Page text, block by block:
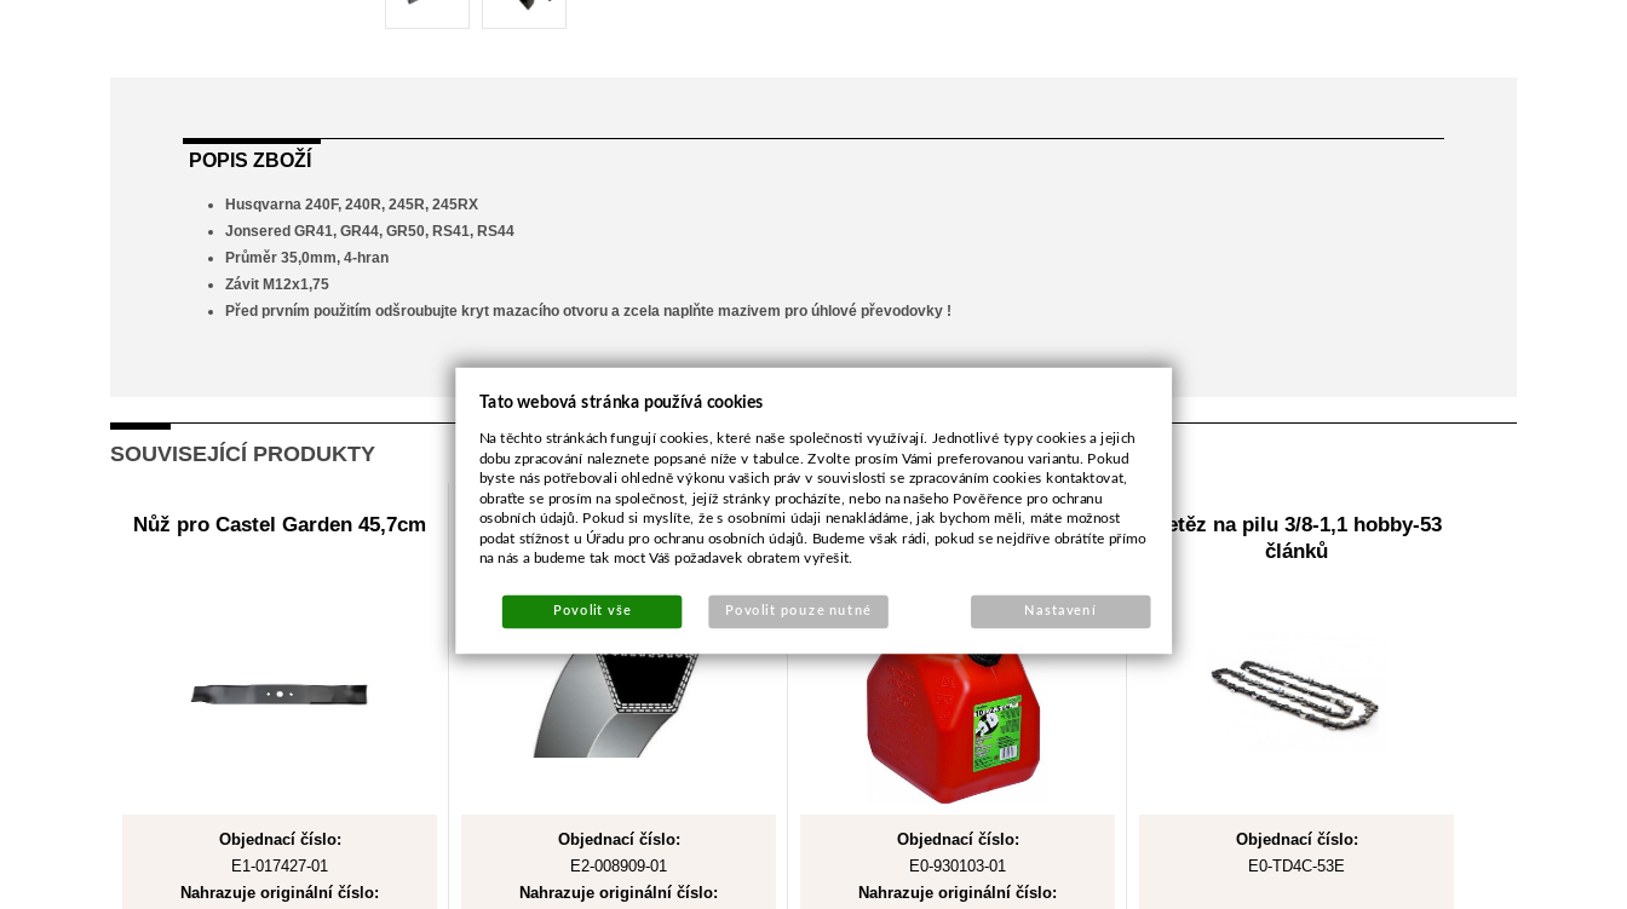
POPIS ZBOŽÍ
Husqvarna 240F, 240R, 245R, 245RX
Jonsered GR41, GR44, GR50, RS41, RS44
Průměr 35,0mm, 4-hran
Závit M12x1,75
Před prvním použitím odšroubujte kryt mazacího otvoru a zcela naplňte mazivem pro úhlové převodovky !
SOUVISEJÍCÍ PRODUKTY
Nůž pro Castel Garden 45,7cm
Objednací číslo:
E1-017427-01
Nahrazuje originální číslo:
Klínový řemen pro Husqvarna
LR100,LT130
Objednací číslo:
E2-008909-01
Nahrazuje originální číslo:
Kanystr 10L typ JERRY
Objednací číslo:
E0-930103-01
Nahrazuje originální číslo:
Řetěz na pilu 3/8-1,1 hobby-53
článků
Objednací číslo:
E0-TD4C-53E
Tato webová stránka používá cookies
Na těchto stránkách fungují cookies, které naše společnosti využívají. Jednotlivé typy cookies a jejich
dobu zpracování naleznete popsané níže v tabulce. Zvolte prosím Vámi preferovanou variantu. Pokud
byste nás potřebovali ohledně výkonu vašich práv v souvislosti se zpracováním cookies kontaktovat,
obraťte se prosím na společnost, jejíž stránky procházíte, nebo na našeho Pověřence pro ochranu
osobních údajů. Pokud si myslíte, že s osobními údaji nenakládáme, jak bychom měli, máte možnost
podat stížnost u Úřadu pro ochranu osobních údajů. Budeme však rádi, pokud se nejdříve obrátíte přímo
na nás a budeme tak moct Váš požadavek obratem vyřešit.
Povolit vše Povolit pouze nutné Nastavení